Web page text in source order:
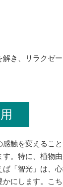
き、リラクゼ
感触を変えるこ
す。特に、植物
「智光」は、
にします。こち